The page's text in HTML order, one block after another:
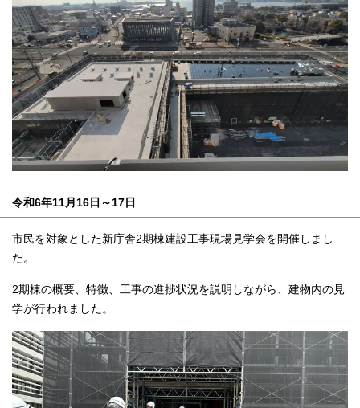
令和6年11月16日～17日
市民を対象とした新庁舎2期棟建設工事現場見学会を開催しまし
た。
2期棟の概要、特徴、工事の進捗状況を説明しながら、建物内の見
学が行われました。